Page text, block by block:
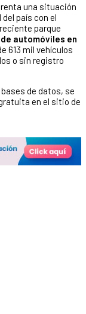
una situación
país con el
parque
automóviles en
613 mil vehículos
o sin registro
de datos, se
en el sitio de